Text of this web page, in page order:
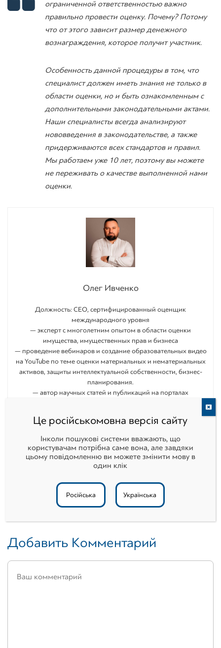
ограниченной ответственностью важно
правильно провести оценку. Почему? Потому
что от этого зависит размер денежного
вознаграждения, которое получит участник.
Особенность данной процедуры в том, что
специалист должен иметь знания не только в
области оценки, но и быть ознакомленным с
дополнительными законодательными актами.
Наши специалисты всегда анализируют
нововведения в законодательстве, а также
придерживаются всех стандартов и правил.
Мы работаем уже 10 лет, поэтому вы можете
не переживать о качестве выполненной нами
оценки.
Олег Ивченко
Должность: СEO, сертифицированный оценщик
международного уровня
— эксперт с многолетним опытом в области оценки
имущества, имущественных прав и бизнеса
— проведение вебинаров и создание образовательных видео
на YouTube по теме оценки материальных и нематериальных
активов, защиты интеллектуальной собственности, бизнес-
планирования.
— автор научных статей и публикаций на порталах
Поделиться
333 Tвитнуть Поделиться333
Добавить Комментарий
Це російськомовна версія сайту
Інколи пошукові системи вважають, що
користувачам потрібна саме вона, але завдяки
цьому повідомленню ви можете змінити мову в
один клік
Російська Українська